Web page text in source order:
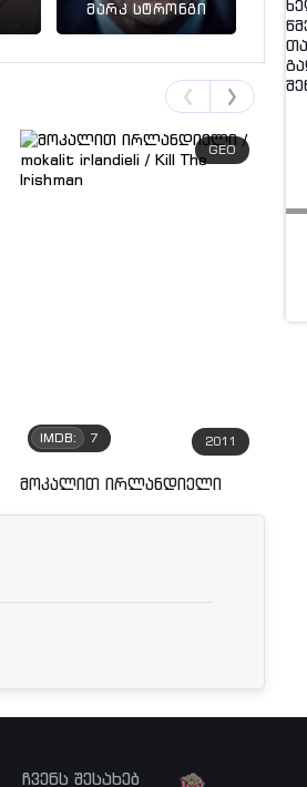
მარკ სტრონგი
GEO
2011
IMDB: 7
მოკალით ირლანდიელი
ჩვენს შესახებ